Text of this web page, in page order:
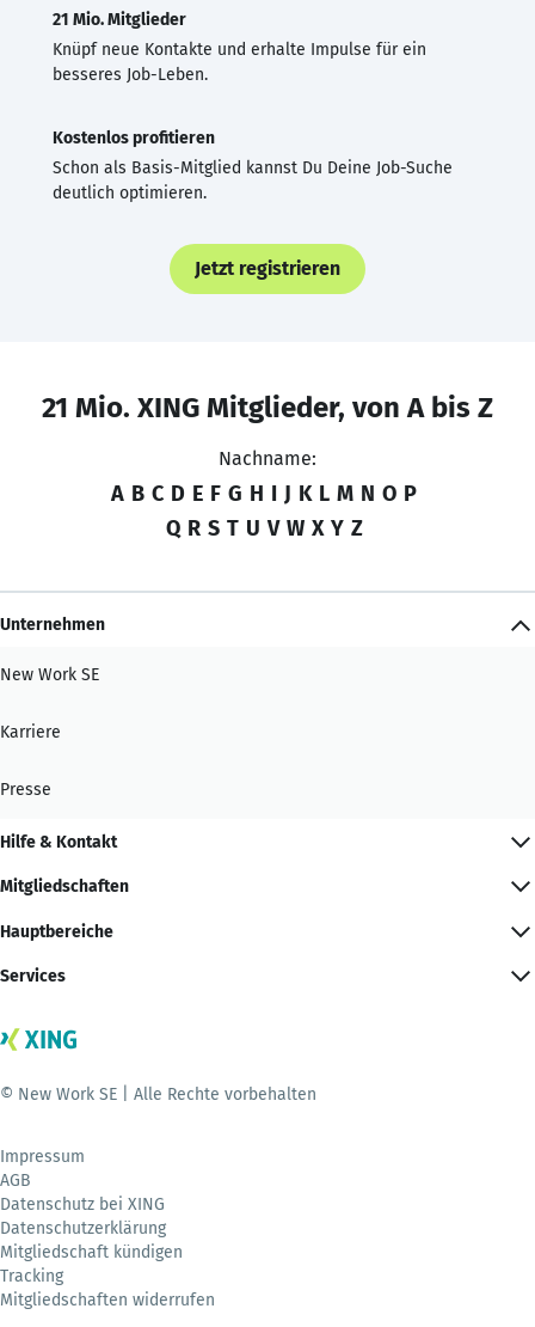
21 Mio. Mitglieder
Knüpf neue Kontakte und erhalte Impulse für ein
besseres Job-Leben.
Kostenlos profitieren
Schon als Basis-Mitglied kannst Du Deine Job-Suche
deutlich optimieren.
Jetzt registrieren
21 Mio. XING Mitglieder, von A bis Z
Nachname:
A B C D E F G H I J K L M N O P
Q R S T U V W X Y Z
Unternehmen
New Work SE
Karriere
Presse
Hilfe & Kontakt
Mitgliedschaften
Hauptbereiche
Services
© New Work SE | Alle Rechte vorbehalten
Impressum
AGB
Datenschutz bei XING
Datenschutzerklärung
Mitgliedschaft kündigen
Tracking
Mitgliedschaften widerrufen